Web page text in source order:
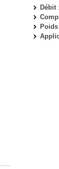
Débit:
Poids